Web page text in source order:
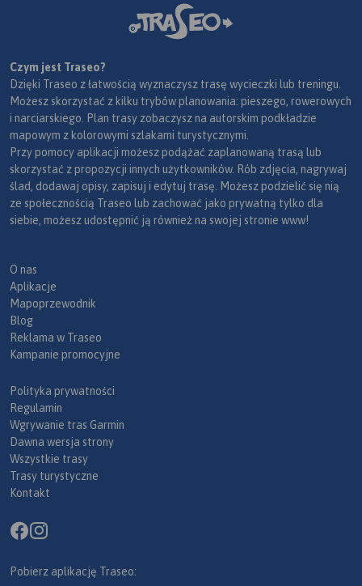
Czym jest Traseo?
Dzięki Traseo z łatwością wyznaczysz trasę wycieczki lub treningu.
Możesz skorzystać z kilku trybów planowania: pieszego, rowerowych
i narciarskiego. Plan trasy zobaczysz na autorskim podkładzie
mapowym z kolorowymi szlakami turystycznymi.
Przy pomocy aplikacji możesz podążać zaplanowaną trasą lub
skorzystać z propozycji innych użytkowników. Rób zdjęcia, nagrywaj
ślad, dodawaj opisy, zapisuj i edytuj trasę. Możesz podzielić się nią
ze społecznością Traseo lub zachować jako prywatną tylko dla
siebie, możesz udostępnić ją również na swojej stronie www!
O nas
Aplikacje
Mapoprzewodnik
Blog
Reklama w Traseo
Kampanie promocyjne
Polityka prywatności
Regulamin
Wgrywanie tras Garmin
Dawna wersja strony
Wszystkie trasy
Trasy turystyczne
Kontakt
Pobierz aplikację Traseo: